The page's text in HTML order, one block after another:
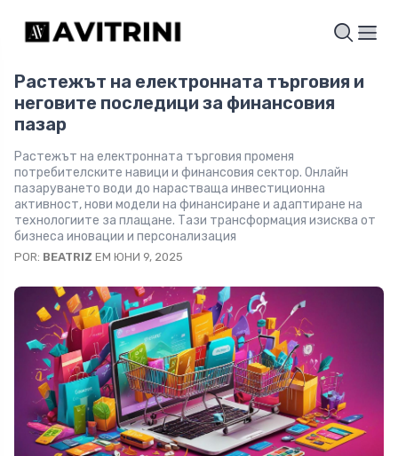
Растежът на електронната търговия и
неговите последици за финансовия
пазар
Растежът на електронната търговия променя
потребителските навици и финансовия сектор. Онлайн
пазаруването води до нарастваща инвестиционна
активност, нови модели на финансиране и адаптиране на
технологиите за плащане. Тази трансформация изисква от
бизнеса иновации и персонализация
POR: BEATRIZ EM ЮНИ 9, 2025